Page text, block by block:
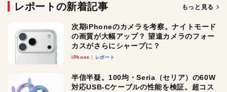
レポートの新着記事 もっと見る
次期iPhoneのカメラを考察。ナイトモード
の画質が大幅アップ？ 望遠カメラのフォー
カスがさらにシャープに？
iPhone レポート
半信半疑。100均・Seria（セリア）の60W
対応USB-Cケーブルの性能を検証。超コス